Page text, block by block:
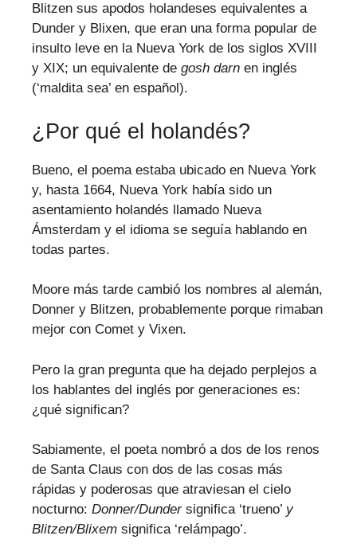
Blitzen sus apodos holandeses equivalentes a
Dunder y Blixen, que eran una forma popular de
insulto leve en la Nueva York de los siglos XVIII
y XIX; un equivalente de gosh darn en inglés
(‘maldita sea’ en español).
¿Por qué el holandés?
Bueno, el poema estaba ubicado en Nueva York
y, hasta 1664, Nueva York había sido un
asentamiento holandés llamado Nueva
Ámsterdam y el idioma se seguía hablando en
todas partes.
Moore más tarde cambió los nombres al alemán,
Donner y Blitzen, probablemente porque rimaban
mejor con Comet y Vixen.
Pero la gran pregunta que ha dejado perplejos a
los hablantes del inglés por generaciones es:
¿qué significan?
Sabiamente, el poeta nombró a dos de los renos
de Santa Claus con dos de las cosas más
rápidas y poderosas que atraviesan el cielo
nocturno: Donner/Dunder significa ‘trueno’ y
Blitzen/Blixem significa ‘relámpago’.